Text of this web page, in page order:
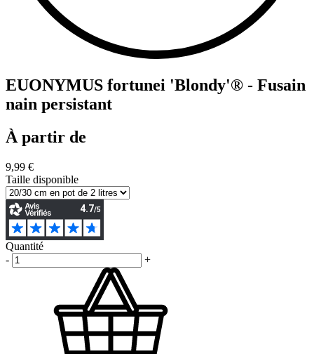
EUONYMUS fortunei 'Blondy'® - Fusain
nain persistant
À partir de
9,99 €
Taille disponible
Quantité
-
+